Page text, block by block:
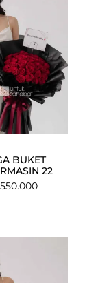
BUKET
22